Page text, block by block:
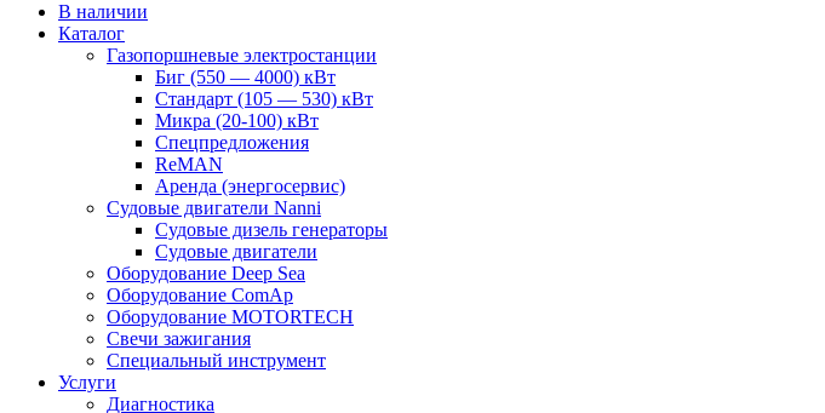
В наличии
Каталог
Газопоршневые электростанции
Биг (550 — 4000) кВт
Стандарт (105 — 530) кВт
Микра (20-100) кВт
Спецпредложения
ReMAN
Аренда (энергосервис)
Судовые двигатели Nanni
Судовые дизель генераторы
Судовые двигатели
Оборудование Deep Sea
Оборудование ComAp
Оборудование MOTORTECH
Свечи зажигания
Специальный инструмент
Услуги
Диагностика